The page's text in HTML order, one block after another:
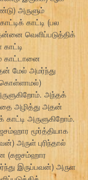
அருளும்
காட்டி (பல
வெளிப்படுத்திக்
காட்டானை
மேல் அமர்ந்து
கொள்ளாமல்)
அந்தக்
அழித்து அதன்
அருளுகிறோம்.
மூர்த்தியாக
அருள் புரிந்தால்
(கஜசம்ஹார
இருப்பவன்) அருள